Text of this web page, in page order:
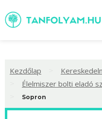
Kezdőlap
Élelmiszer bolti eladó
Sopron